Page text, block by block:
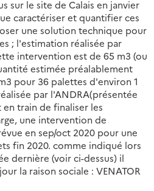
sur le site de Calais en janvier
caractériser et quantifier ces
une solution technique pour
; l'estimation réalisée par
intervention est de 65 m3 (ou
estimée préalablement
pour 36 palettes d'environ 1
par l'ANDRA(présentée
train de finaliser les
une intervention de
en sep/oct 2020 pour une
fin 2020. comme indiqué lors
dernière (voir ci-dessus) il
la raison sociale : VENATOR